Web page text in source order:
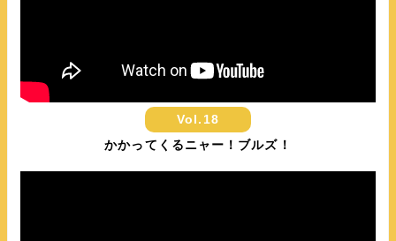
Vol.18
かかってくるニャー！ブルズ！